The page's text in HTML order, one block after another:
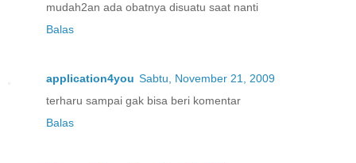
mudah2an ada obatnya disuatu saat nanti
Balas
application4you Sabtu, November 21, 2009
terharu sampai gak bisa beri komentar
Balas